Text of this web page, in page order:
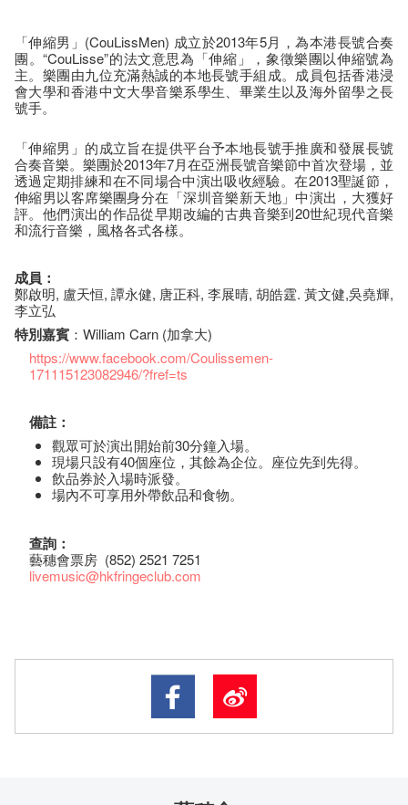
「伸縮男」(CouLissMen) 成立於2013年5月，為本港長號合奏
團。“CouLisse”的法文意思為「伸縮」，象徵樂團以伸縮號為
主。樂團由九位充滿熱誠的本地長號手組成。成員包括香港浸
會大學和香港中文大學音樂系學生、畢業生以及海外留學之長
號手。
「伸縮男」的成立旨在提供平台予本地長號手推廣和發展長號
合奏音樂。樂團於2013年7月在亞洲長號音樂節中首次登場，並
透過定期排練和在不同場合中演出吸收經驗。在2013聖誕節，
伸縮男以客席樂團身分在「深圳音樂新天地」中演出，大獲好
評。他們演出的作品從早期改編的古典音樂到20世紀現代音樂
和流行音樂，風格各式各樣。
成員：
鄭啟明, 盧天恒, 譚永健, 唐正科, 李展晴, 胡皓霆. 黃文健,吳堯輝,
李立弘
特別嘉賓 ：William Carn (加拿大)
https://www.facebook.com/Coulissemen-
171115123082946/?fref=ts
備註：
觀眾可於演出開始前30分鐘入場。
現場只設有40個座位，其餘為企位。座位先到先得。
飲品券於入場時派發。
場內不可享用外帶飲品和食物。
查詢：
藝穗會票房 (852) 2521 7251
livemusic@hkfringeclub.com